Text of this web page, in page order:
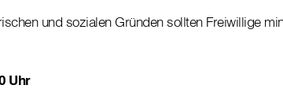
und sozialen Gründen sollten Freiwillige
Uhr